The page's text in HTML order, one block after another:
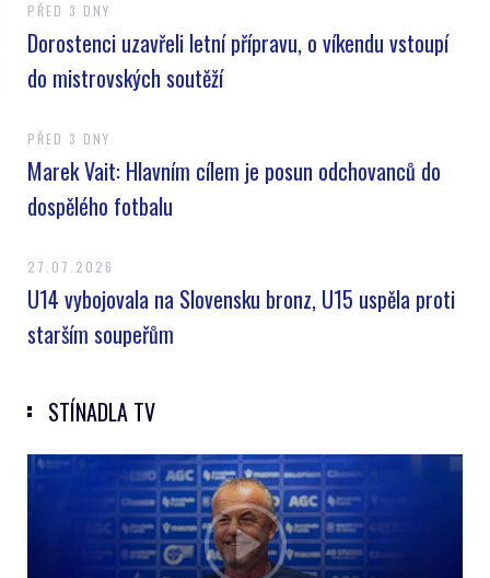
PŘED 3 DNY
Dorostenci uzavřeli letní přípravu, o víkendu vstoupí
do mistrovských soutěží
PŘED 3 DNY
Marek Vait: Hlavním cílem je posun odchovanců do
dospělého fotbalu
27.07.2026
U14 vybojovala na Slovensku bronz, U15 uspěla proti
starším soupeřům
STÍNADLA TV